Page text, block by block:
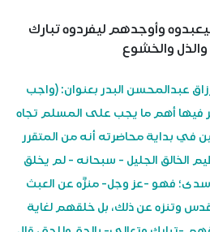
وأوجدهم ليفردوه تبارك
والذل والخشوع
عبدالمحسن البدر بعنوان: (واجب
فيها أهم ما يجب على المسلم تجاه
في بداية محاضرته أنه من المتقرر
الخالق الجليل - سبحانه - لم يخلق
فهو -عز وجل- منزَّه عن العبث
وتنزه عن ذلك، بل خلقهم لغاية